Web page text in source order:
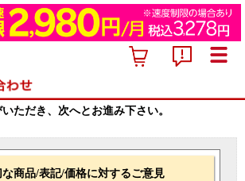
ただき、次へとお進み下さい。
商品/表記/価格に対するご意見